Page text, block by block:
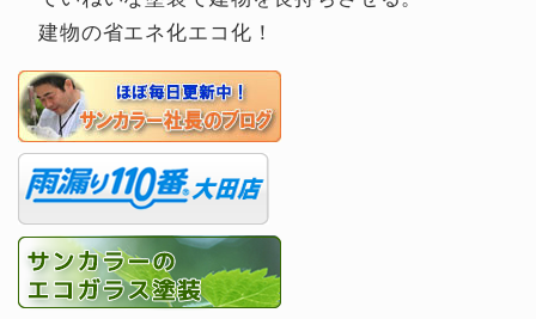
建物の省エネ化エコ化！